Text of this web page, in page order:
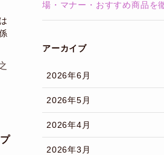
場・マナー・おすすめ商品を
アーカイブ
2026年6月
2026年5月
2026年4月
2026年3月